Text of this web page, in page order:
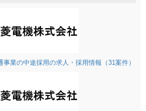
業の中途採用の求人・採用情報（31案件）